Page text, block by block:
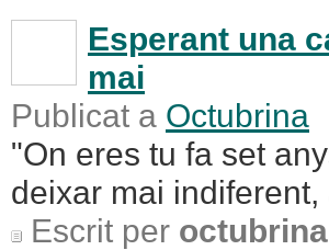
Esperant una
mai
Publicat a Octubrina
"On eres tu fa set
deixar mai
Escrit per octubrina